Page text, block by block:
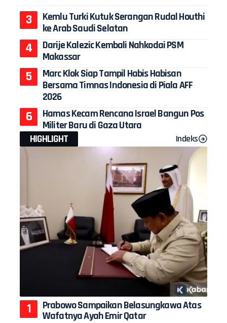
Kemlu Turki Kutuk Serangan Rudal Houthi
ke Arab Saudi Selatan
Darije Kalezic Kembali Nahkodai PSM
Makassar
Marc Klok Siap Tampil Habis Habisan
Bersama Timnas Indonesia di Piala AFF
2026
Hamas Kecam Rencana Israel Bangun Pos
Militer Baru di Gaza Utara
HIGHLIGHT
Indeks
Prabowo Sampaikan Belasungkawa Atas
Wafatnya Ayah Emir Qatar